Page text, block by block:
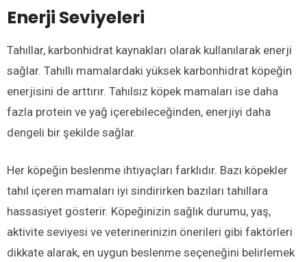
Enerji Seviyeleri
Tahıllar, karbonhidrat kaynakları olarak kullanılarak enerji
sağlar. Tahıllı mamalardaki yüksek karbonhidrat köpeğin
enerjisini de arttırır. Tahılsız köpek mamaları ise daha
fazla protein ve yağ içerebileceğinden, enerjiyi daha
dengeli bir şekilde sağlar.
Her köpeğin beslenme ihtiyaçları farklıdır. Bazı köpekler
tahıl içeren mamaları iyi sindirirken bazıları tahıllara
hassasiyet gösterir. Köpeğinizin sağlık durumu, yaş,
aktivite seviyesi ve veterinerinizin önerileri gibi faktörleri
dikkate alarak, en uygun beslenme seçeneğini belirlemek